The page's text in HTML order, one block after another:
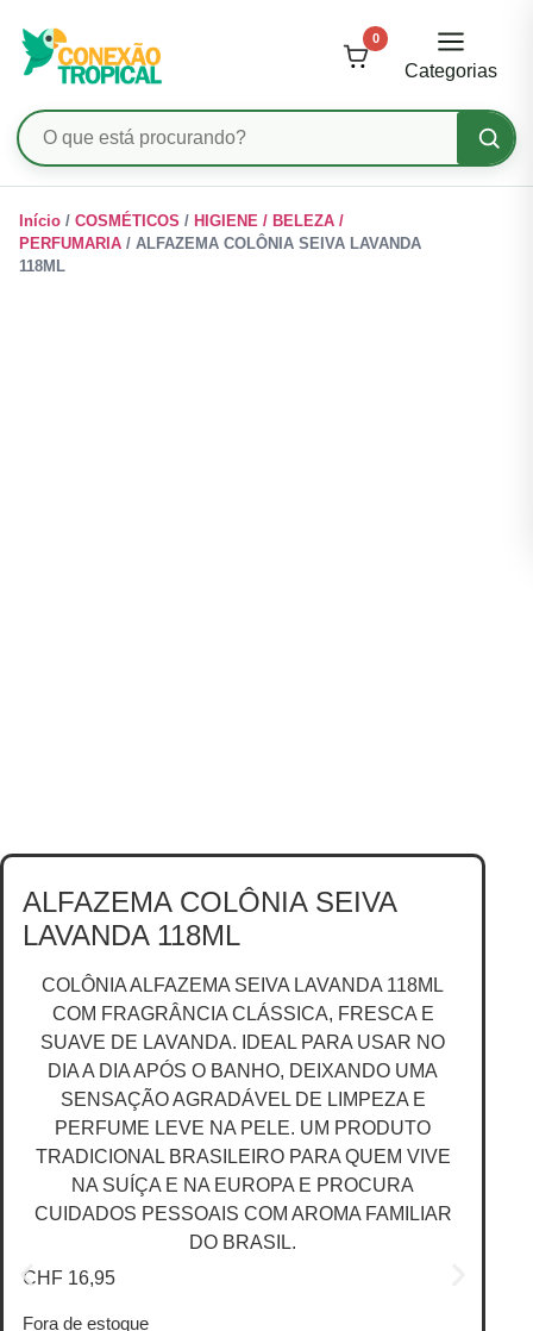
Pesquisar
produtos
0
Categorias
paraInício / COSMÉTICOS / HIGIENE / BELEZA /
PERFUMARIA / ALFAZEMA COLÔNIA SEIVA LAVANDA
118ML
ALFAZEMA COLÔNIA SEIVA
LAVANDA 118ML
COLÔNIA ALFAZEMA SEIVA LAVANDA 118ML
COM FRAGRÂNCIA CLÁSSICA, FRESCA E
SUAVE DE LAVANDA. IDEAL PARA USAR NO
DIA A DIA APÓS O BANHO, DEIXANDO UMA
SENSAÇÃO AGRADÁVEL DE LIMPEZA E
PERFUME LEVE NA PELE. UM PRODUTO
TRADICIONAL BRASILEIRO PARA QUEM VIVE
NA SUÍÇA E NA EUROPA E PROCURA
CUIDADOS PESSOAIS COM AROMA FAMILIAR
DO BRASIL.
CHF 16,95
Fora de estoque